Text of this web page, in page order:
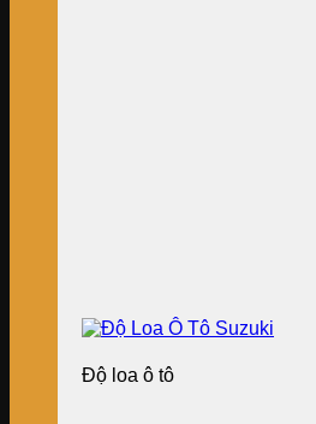
Độ loa ô tô